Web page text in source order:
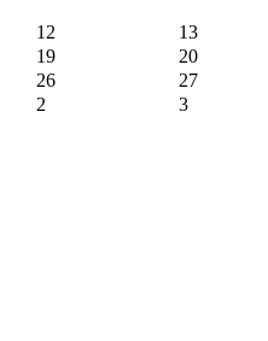
12
13
19
20
26
27
2 3